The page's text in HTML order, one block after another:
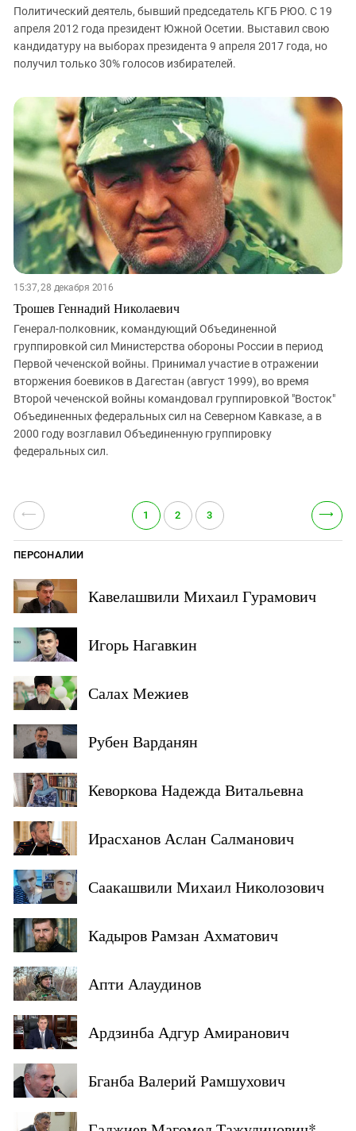
Политический деятель, бывший председатель КГБ РЮО. С 19
апреля 2012 года президент Южной Осетии. Выставил свою
кандидатуру на выборах президента 9 апреля 2017 года, но
получил только 30% голосов избирателей.
15:37, 28 декабря 2016
Трошев Геннадий Николаевич
Генерал-полковник, командующий Объединенной
группировкой сил Министерства обороны России в период
Первой чеченской войны. Принимал участие в отражении
вторжения боевиков в Дагестан (август 1999), во время
Второй чеченской войны командовал группировкой "Восток"
Объединенных федеральных сил на Северном Кавказе, а в
2000 году возглавил Объединенную группировку
федеральных сил.
⟵ 1 2 3 ⟶
ПЕРСОНАЛИИ
Кавелашвили Михаил Гурамович
Игорь Нагавкин
Салах Межиев
Рубен Варданян
Кеворкова Надежда Витальевна
Ирасханов Аслан Салманович
Саакашвили Михаил Николозович
Кадыров Рамзан Ахматович
Апти Алаудинов
Ардзинба Адгур Амиранович
Бганба Валерий Рамшухович